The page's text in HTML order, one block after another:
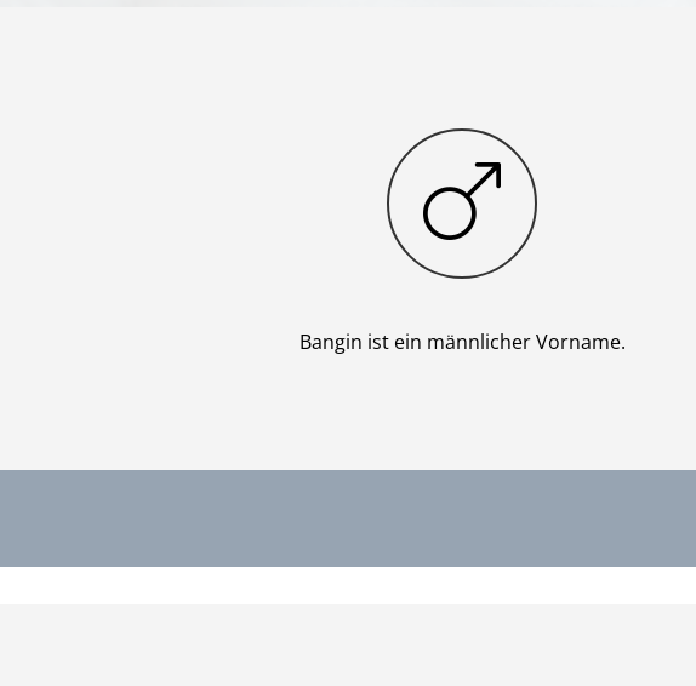
Junge
Bangin ist ein männlicher Vorname.